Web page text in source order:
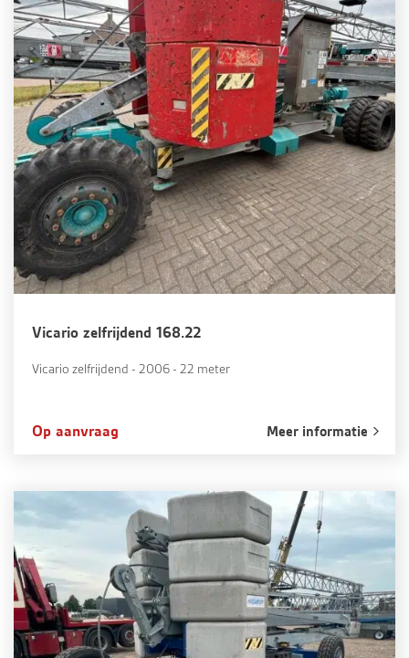
Vicario zelfrijdend 168.22
Vicario zelfrijdend - 2006 - 22 meter
Op aanvraag Meer informatie